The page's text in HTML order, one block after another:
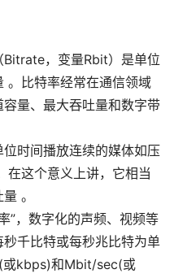
，变量Rbit）是单位
。比特率经常在通信领域
量、最大吞吐量和数字带
时间播放连续的媒体如压
在这个意义上讲，它相当
。
”，数字化的声频、视频等
千比特或每秒兆比特为单
或kbps)和Mbit/sec(或